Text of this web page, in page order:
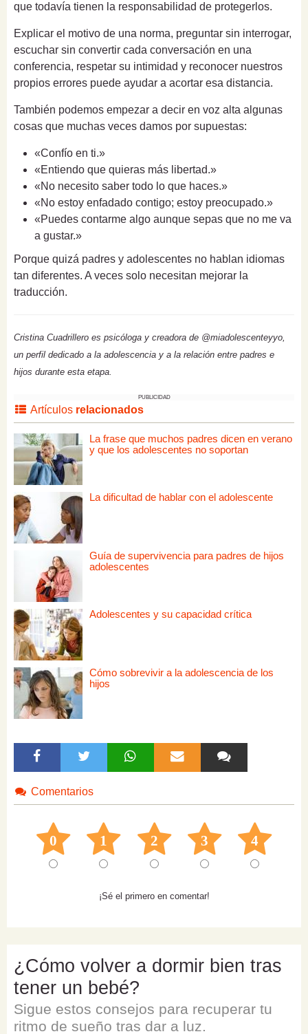
que todavía tienen la responsabilidad de protegerlos.
Explicar el motivo de una norma, preguntar sin interrogar,
escuchar sin convertir cada conversación en una
conferencia, respetar su intimidad y reconocer nuestros
propios errores puede ayudar a acortar esa distancia.
También podemos empezar a decir en voz alta algunas
cosas que muchas veces damos por supuestas:
«Confío en ti.»
«Entiendo que quieras más libertad.»
«No necesito saber todo lo que haces.»
«No estoy enfadado contigo; estoy preocupado.»
«Puedes contarme algo aunque sepas que no me va
a gustar.»
Porque quizá padres y adolescentes no hablan idiomas
tan diferentes. A veces solo necesitan mejorar la
traducción.
Cristina Cuadrillero es psicóloga y creadora de @miadolescenteyyo,
un perfil dedicado a la adolescencia y a la relación entre padres e
hijos durante esta etapa.
PUBLICIDAD
Artículos relacionados
La frase que muchos padres dicen en verano
y que los adolescentes no soportan
La dificultad de hablar con el adolescente
Guía de supervivencia para padres de hijos
adolescentes
Adolescentes y su capacidad crítica
Cómo sobrevivir a la adolescencia de los
hijos
Comentarios
0 1 2 3 4
¡Sé el primero en comentar!
¿Cómo volver a dormir bien tras
tener un bebé?
Sigue estos consejos para recuperar tu
ritmo de sueño tras dar a luz.